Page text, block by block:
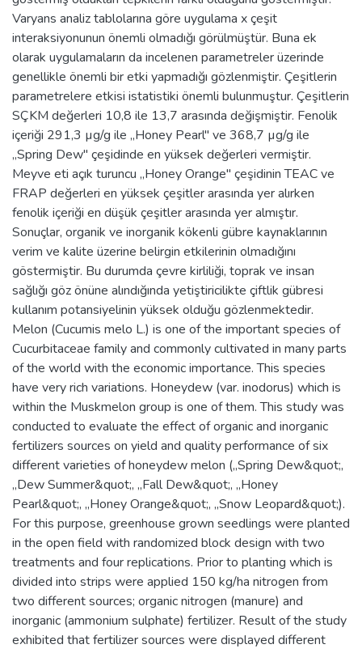
Varyans analiz tablolarına göre uygulama x çeşit
interaksiyonunun önemli olmadığı görülmüştür. Buna ek
olarak uygulamaların da incelenen parametreler üzerinde
genellikle önemli bir etki yapmadığı gözlenmiştir. Çeşitlerin
parametrelere etkisi istatistiki önemli bulunmuştur. Çeşitlerin
SÇKM değerleri 10,8 ile 13,7 arasında değişmiştir. Fenolik
içeriği 291,3 µg/g ile ,,Honey Pearl" ve 368,7 µg/g ile
,,Spring Dew" çeşidinde en yüksek değerleri vermiştir.
Meyve eti açık turuncu ,,Honey Orange" çeşidinin TEAC ve
FRAP değerleri en yüksek çeşitler arasında yer alırken
fenolik içeriği en düşük çeşitler arasında yer almıştır.
Sonuçlar, organik ve inorganik kökenli gübre kaynaklarının
verim ve kalite üzerine belirgin etkilerinin olmadığını
göstermiştir. Bu durumda çevre kirliliği, toprak ve insan
sağlığı göz önüne alındığında yetiştiricilikte çiftlik gübresi
kullanım potansiyelinin yüksek olduğu gözlenmektedir.
Melon (Cucumis melo L.) is one of the important species of
Cucurbitaceae family and commonly cultivated in many parts
of the world with the economic importance. This species
have very rich variations. Honeydew (var. inodorus) which is
within the Muskmelon group is one of them. This study was
conducted to evaluate the effect of organic and inorganic
fertilizers sources on yield and quality performance of six
different varieties of honeydew melon (,,Spring Dew&quot;,
,,Dew Summer&quot;, ,,Fall Dew&quot;, ,,Honey
Pearl&quot;, ,,Honey Orange&quot;, ,,Snow Leopard&quot;).
For this purpose, greenhouse grown seedlings were planted
in the open field with randomized block design with two
treatments and four replications. Prior to planting which is
divided into strips were applied 150 kg/ha nitrogen from
two different sources; organic nitrogen (manure) and
inorganic (ammonium sulphate) fertilizer. Result of the study
exhibited that fertilizer sources were displayed different